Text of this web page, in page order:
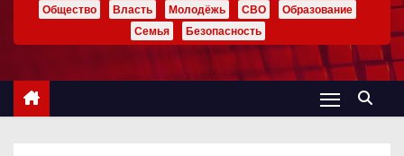
ж
Общество Власть Молодёжь СВО
Образование
Семья
Безопасность